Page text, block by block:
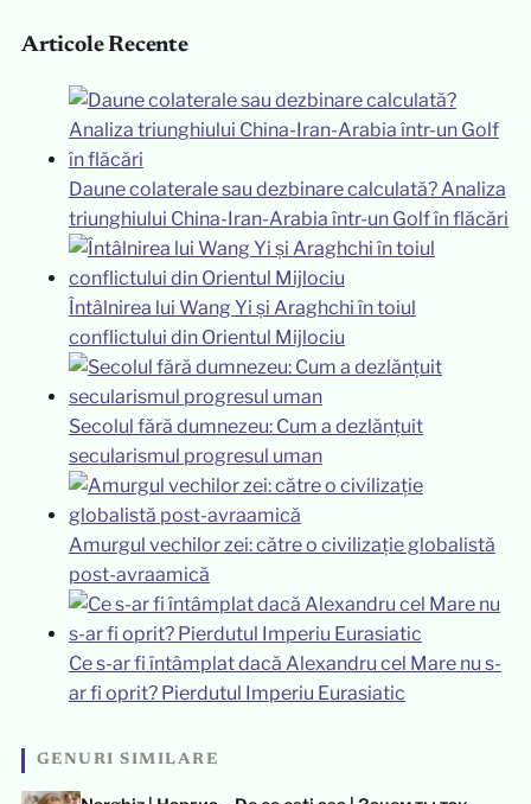
Articole Recente
Daune colaterale sau dezbinare calculată? Analiza
triunghiului China-Iran-Arabia într-un Golf în flăcări
Întâlnirea lui Wang Yi și Araghchi în toiul
conflictului din Orientul Mijlociu
Secolul fără dumnezeu: Cum a dezlănțuit
secularismul progresul uman
Amurgul vechilor zei: către o civilizație globalistă
post-avraamică
Ce s-ar fi întâmplat dacă Alexandru cel Mare nu s-
ar fi oprit? Pierdutul Imperiu Eurasiatic
GENURI SIMILARE